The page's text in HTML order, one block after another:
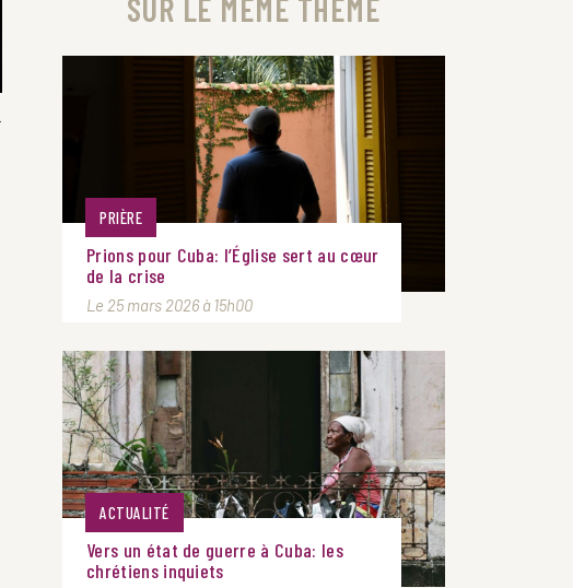
SUR LE MÊME THÈME
PRIÈRE
Prions pour Cuba: l’Église sert au cœur
de la crise
Le 25 mars 2026 à 15h00
ACTUALITÉ
Vers un état de guerre à Cuba: les
chrétiens inquiets